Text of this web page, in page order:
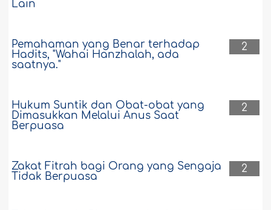
Lain
2
Pemahaman yang Benar terhadap
Hadits, "Wahai Hanzhalah, ada
saatnya."
2
Hukum Suntik dan Obat-obat yang
Dimasukkan Melalui Anus Saat
Berpuasa
2
Zakat Fitrah bagi Orang yang Sengaja
Tidak Berpuasa